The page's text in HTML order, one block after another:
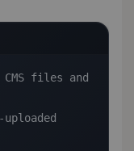
files and